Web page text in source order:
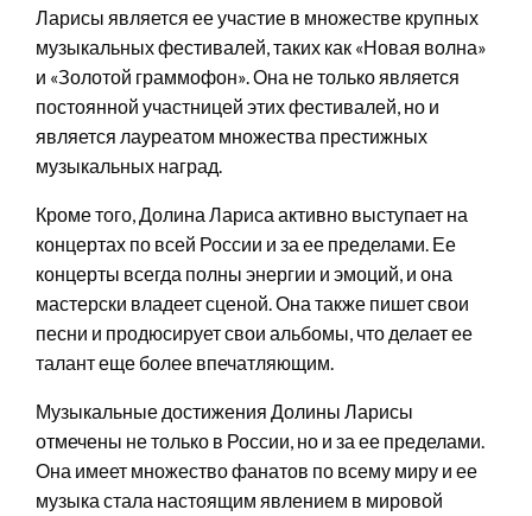
Ларисы является ее участие в множестве крупных
музыкальных фестивалей, таких как «Новая волна»
и «Золотой граммофон». Она не только является
постоянной участницей этих фестивалей, но и
является лауреатом множества престижных
музыкальных наград.
Кроме того, Долина Лариса активно выступает на
концертах по всей России и за ее пределами. Ее
концерты всегда полны энергии и эмоций, и она
мастерски владеет сценой. Она также пишет свои
песни и продюсирует свои альбомы, что делает ее
талант еще более впечатляющим.
Музыкальные достижения Долины Ларисы
отмечены не только в России, но и за ее пределами.
Она имеет множество фанатов по всему миру и ее
музыка стала настоящим явлением в мировой